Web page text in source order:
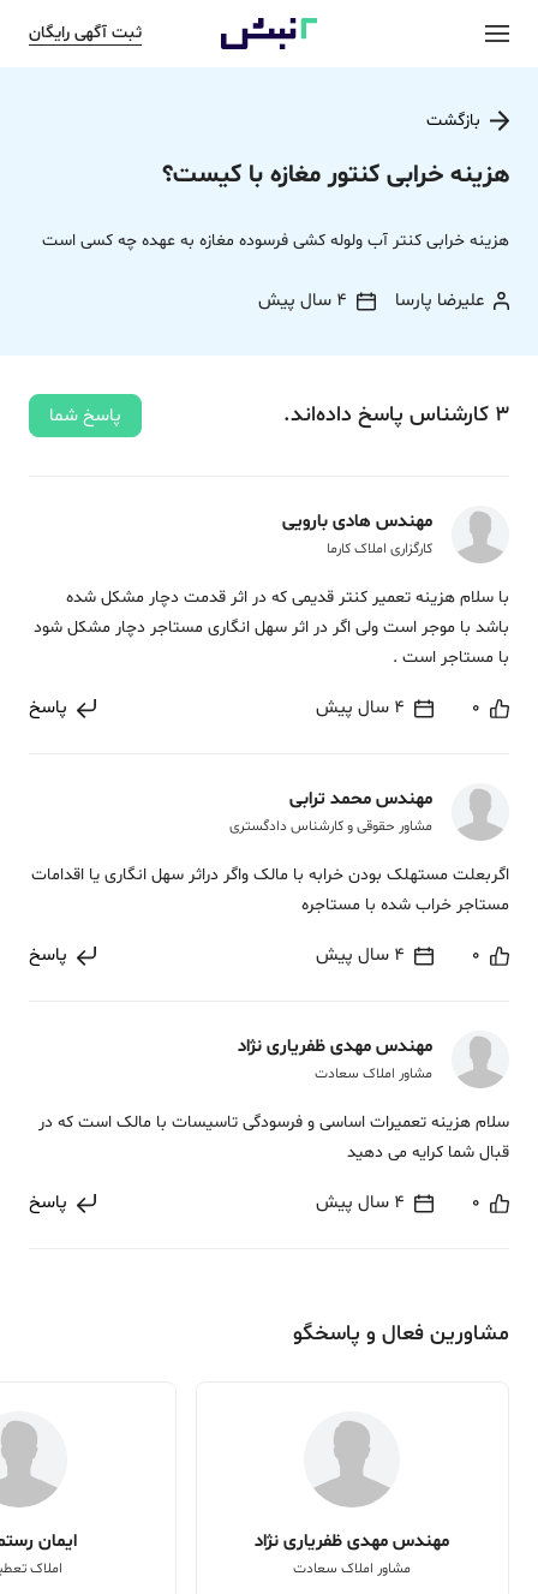
ثبت آگهی رایگان
بازگشت
هزینه خرابی کنتور مغازه با کیست؟
هزینه خرابی کنتر آب ولوله کشی فرسوده مغازه به عهده چه کسی است
علیرضا پارسا 4 سال پیش
3 کارشناس پاسخ داده‌اند. پاسخ شما
مهندس هادی بارویی
کارگزاری املاک کارما
با سلام هزینه تعمیر کنتر قدیمی که در اثر قدمت دچار مشکل شده
باشد با موجر است ولی اگر در اثر سهل انگاری مستاجر دچار مشکل شود
با مستاجر است .
0 4 سال پیش پاسخ
مهندس محمد ترابی
مشاور حقوقی و کارشناس دادگستری
اگربعلت مستهلک بودن خرابه با مالک واگر دراثر سهل انگاری یا اقدامات
مستاجر خراب شده با مستاجره
0 4 سال پیش پاسخ
مهندس مهدی ظفریاری نژاد
مشاور املاک سعادت
سلام هزینه تعمیرات اساسی و فرسودگی تاسیسات با مالک است که در
قبال شما کرایه می دهید
0 4 سال پیش پاسخ
مشاورین فعال و پاسخگو
مهندس مهدی ظفریاری نژاد
مشاور املاک سعادت
ایمان
املاک